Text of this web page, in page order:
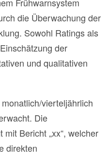
die Überwachung der
Sowohl Ratings als
der
und qualitativen
vierteljährlich
Die
Bericht „xx“, welcher
direkten